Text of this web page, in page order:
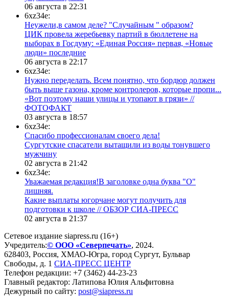
06 августа в 22:31
6xz34e:
Неужели,в самом деле? "Случайным " образом?
ЦИК провела жеребьевку партий в бюллетене на
выборах в Госдуму: «Единая Россия» первая, «Новые
люди» последние
06 августа в 22:17
6xz34e:
Нужно переделать. Всем понятно, что бордюр должен
быть выше газона, кроме контролеров, которые пропи...
«Вот поэтому наши улицы и утопают в грязи» //
ФОТОФАКТ
03 августа в 18:57
6xz34e:
Спасибо профессионалам своего дела!
Сургутские спасатели вытащили из воды тонувшего
мужчину
02 августа в 21:42
6xz34e:
Уважаемая редакция!В заголовке одна буква "О"
лишняя.
Какие выплаты югорчане могут получить для
подготовки к школе // ОБЗОР СИА-ПРЕСС
02 августа в 21:37
Сетевое издание siapress.ru (16+)
Учредитель:© ООО «Северпечать», 2024.
628403, Россия, ХМАО-Югра, город Сургут, Бульвар
Свободы, д. 1 СИА-ПРЕСС ЦЕНТР
Телефон редакции: +7 (3462) 44-23-23
Главный редактор: Латипова Юлия Альфитовна
Дежурный по сайту: post@siapress.ru